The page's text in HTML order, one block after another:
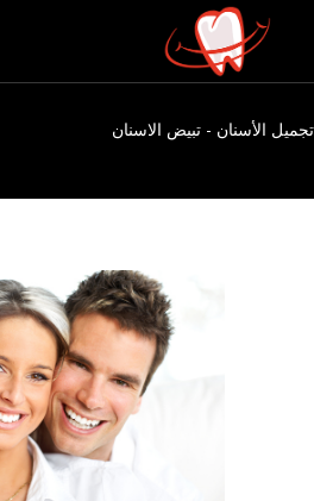
تجميل الأسنان - تبيض الاسنان